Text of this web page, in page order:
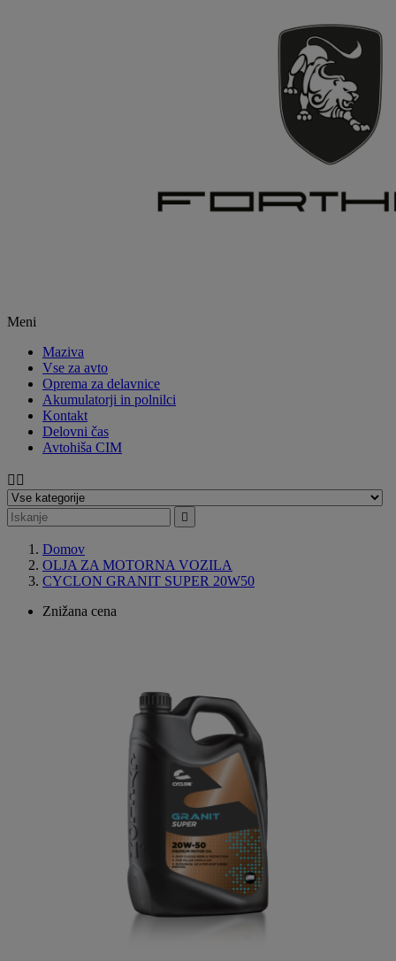
Meni
Maziva
Vse za avto
Oprema za delavnice
Akumulatorji in polnilci
Kontakt
Delovni čas
Avtohiša CIM
 

Domov
OLJA ZA MOTORNA VOZILA
CYCLON GRANIT SUPER 20W50
Znižana cena